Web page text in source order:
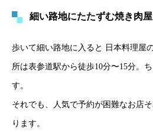
細い路地にたたずむ焼き肉屋
歩いて細い路地に入ると 日本料理屋
所は表参道駅から徒歩10分〜15分。
す。
それでも、人気で予約が困難なお店
ります。